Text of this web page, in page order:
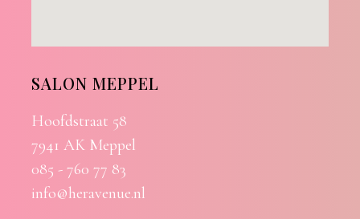
SALON MEPPEL
Hoofdstraat 58
7941 AK Meppel
085 - 760 77 83
info@heravenue.nl